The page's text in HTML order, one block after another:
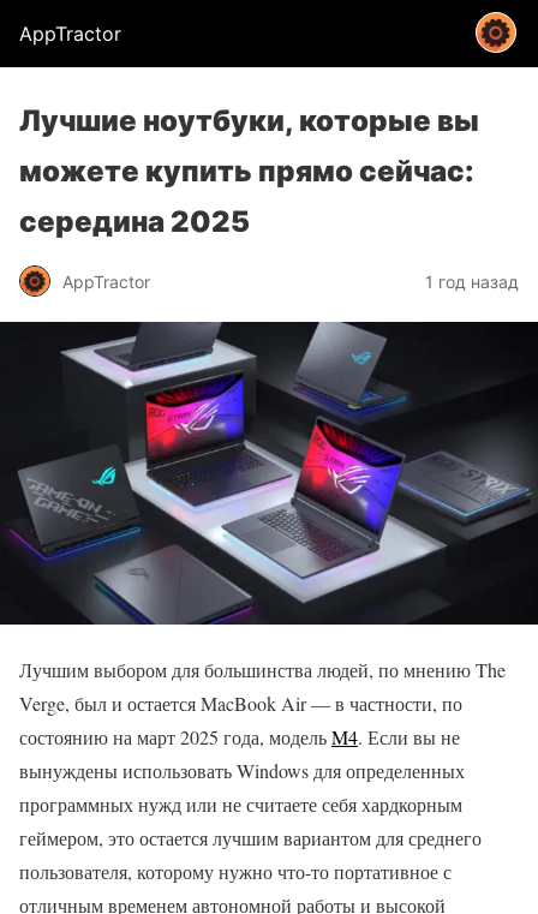
AppTractor
Лучшие ноутбуки, которые вы
можете купить прямо сейчас:
середина 2025
AppTractor 1 год назад
Лучшим выбором для большинства людей, по мнению The
Verge, был и остается MacBook Air — в частности, по
состоянию на март 2025 года, модельM4. Если вы не
вынуждены использовать Windows для определенных
программных нужд или не считаете себя хардкорным
геймером, это остается лучшим вариантом для среднего
пользователя, которому нужно что-то портативное с
отличным временем автономной работы и высокой